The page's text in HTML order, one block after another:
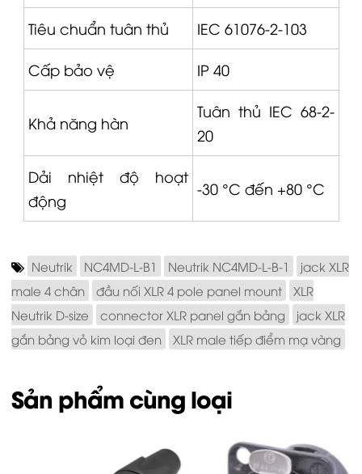
Tiêu chuẩn tuân thủ IEC 61076-2-103
Cấp bảo vệ IP 40
Khả năng hàn
Tuân thủ IEC 68-2-
20
Dải nhiệt độ hoạt
động
-30 °C đến +80 °C
Neutrik NC4MD-L-B1 Neutrik NC4MD-L‑B‑1
jack XLR
male 4 chân
đầu nối XLR 4 pole panel mount
XLR
Neutrik D‑size
connector XLR panel gắn bảng
jack XLR
gắn bảng vỏ kim loại đen
XLR male tiếp điểm mạ vàng
Sản phẩm cùng loại